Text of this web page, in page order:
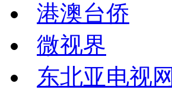
港澳台侨
微视界
东北亚电视网